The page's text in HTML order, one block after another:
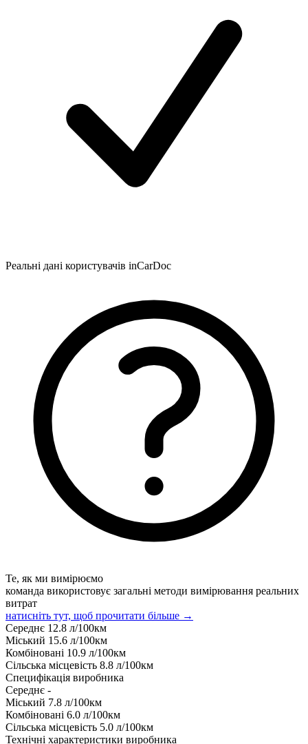
Реальні дані користувачів inCarDoc
Те, як ми вимірюємо
команда використовує загальні методи вимірювання реальних
витрат
натисніть тут, щоб прочитати більше →
Середнє 12.8 л/100км
Міський 15.6 л/100км
Комбіновані 10.9 л/100км
Сільська місцевість 8.8 л/100км
Специфікація виробника
Середнє -
Міський 7.8 л/100км
Комбіновані 6.0 л/100км
Сільська місцевість 5.0 л/100км
Технічні характеристики виробника